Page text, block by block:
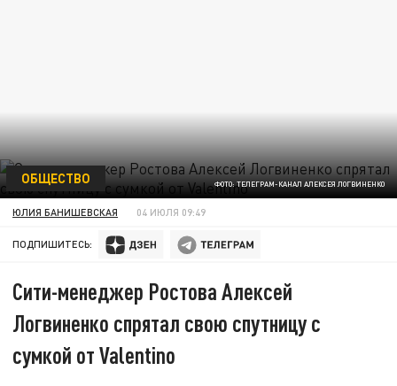
ФОТО: ТЕЛЕГРАМ-КАНАЛ АЛЕКСЕЯ ЛОГВИНЕНКО
ОБЩЕСТВО
ЮЛИЯ БАНИШЕВСКАЯ 04 ИЮЛЯ 09:49
ПОДПИШИТЕСЬ:
Сити-менеджер Ростова Алексей
Логвиненко спрятал свою спутницу с
сумкой от Valentino